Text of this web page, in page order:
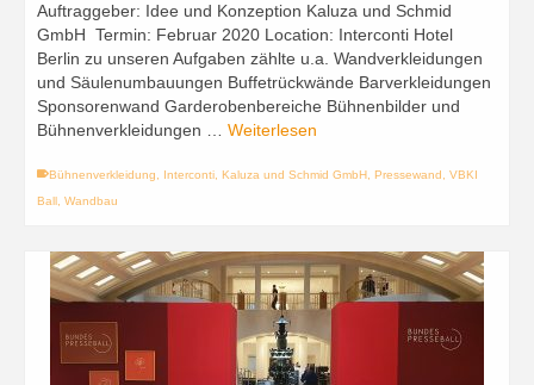
Auftraggeber: Idee und Konzeption Kaluza und Schmid
GmbH Termin: Februar 2020 Location: Interconti Hotel
Berlin zu unseren Aufgaben zählte u.a. Wandverkleidungen
und Säulenumbauungen Buffetrückwände Barverkleidungen
Sponsorenwand Garderobenbereiche Bühnenbilder und
Bühnenverkleidungen … Weiterlesen
Bühnenverkleidung Interconti Kaluza und Schmid GmbH Pressewand
VBKI
Ball Wandbau